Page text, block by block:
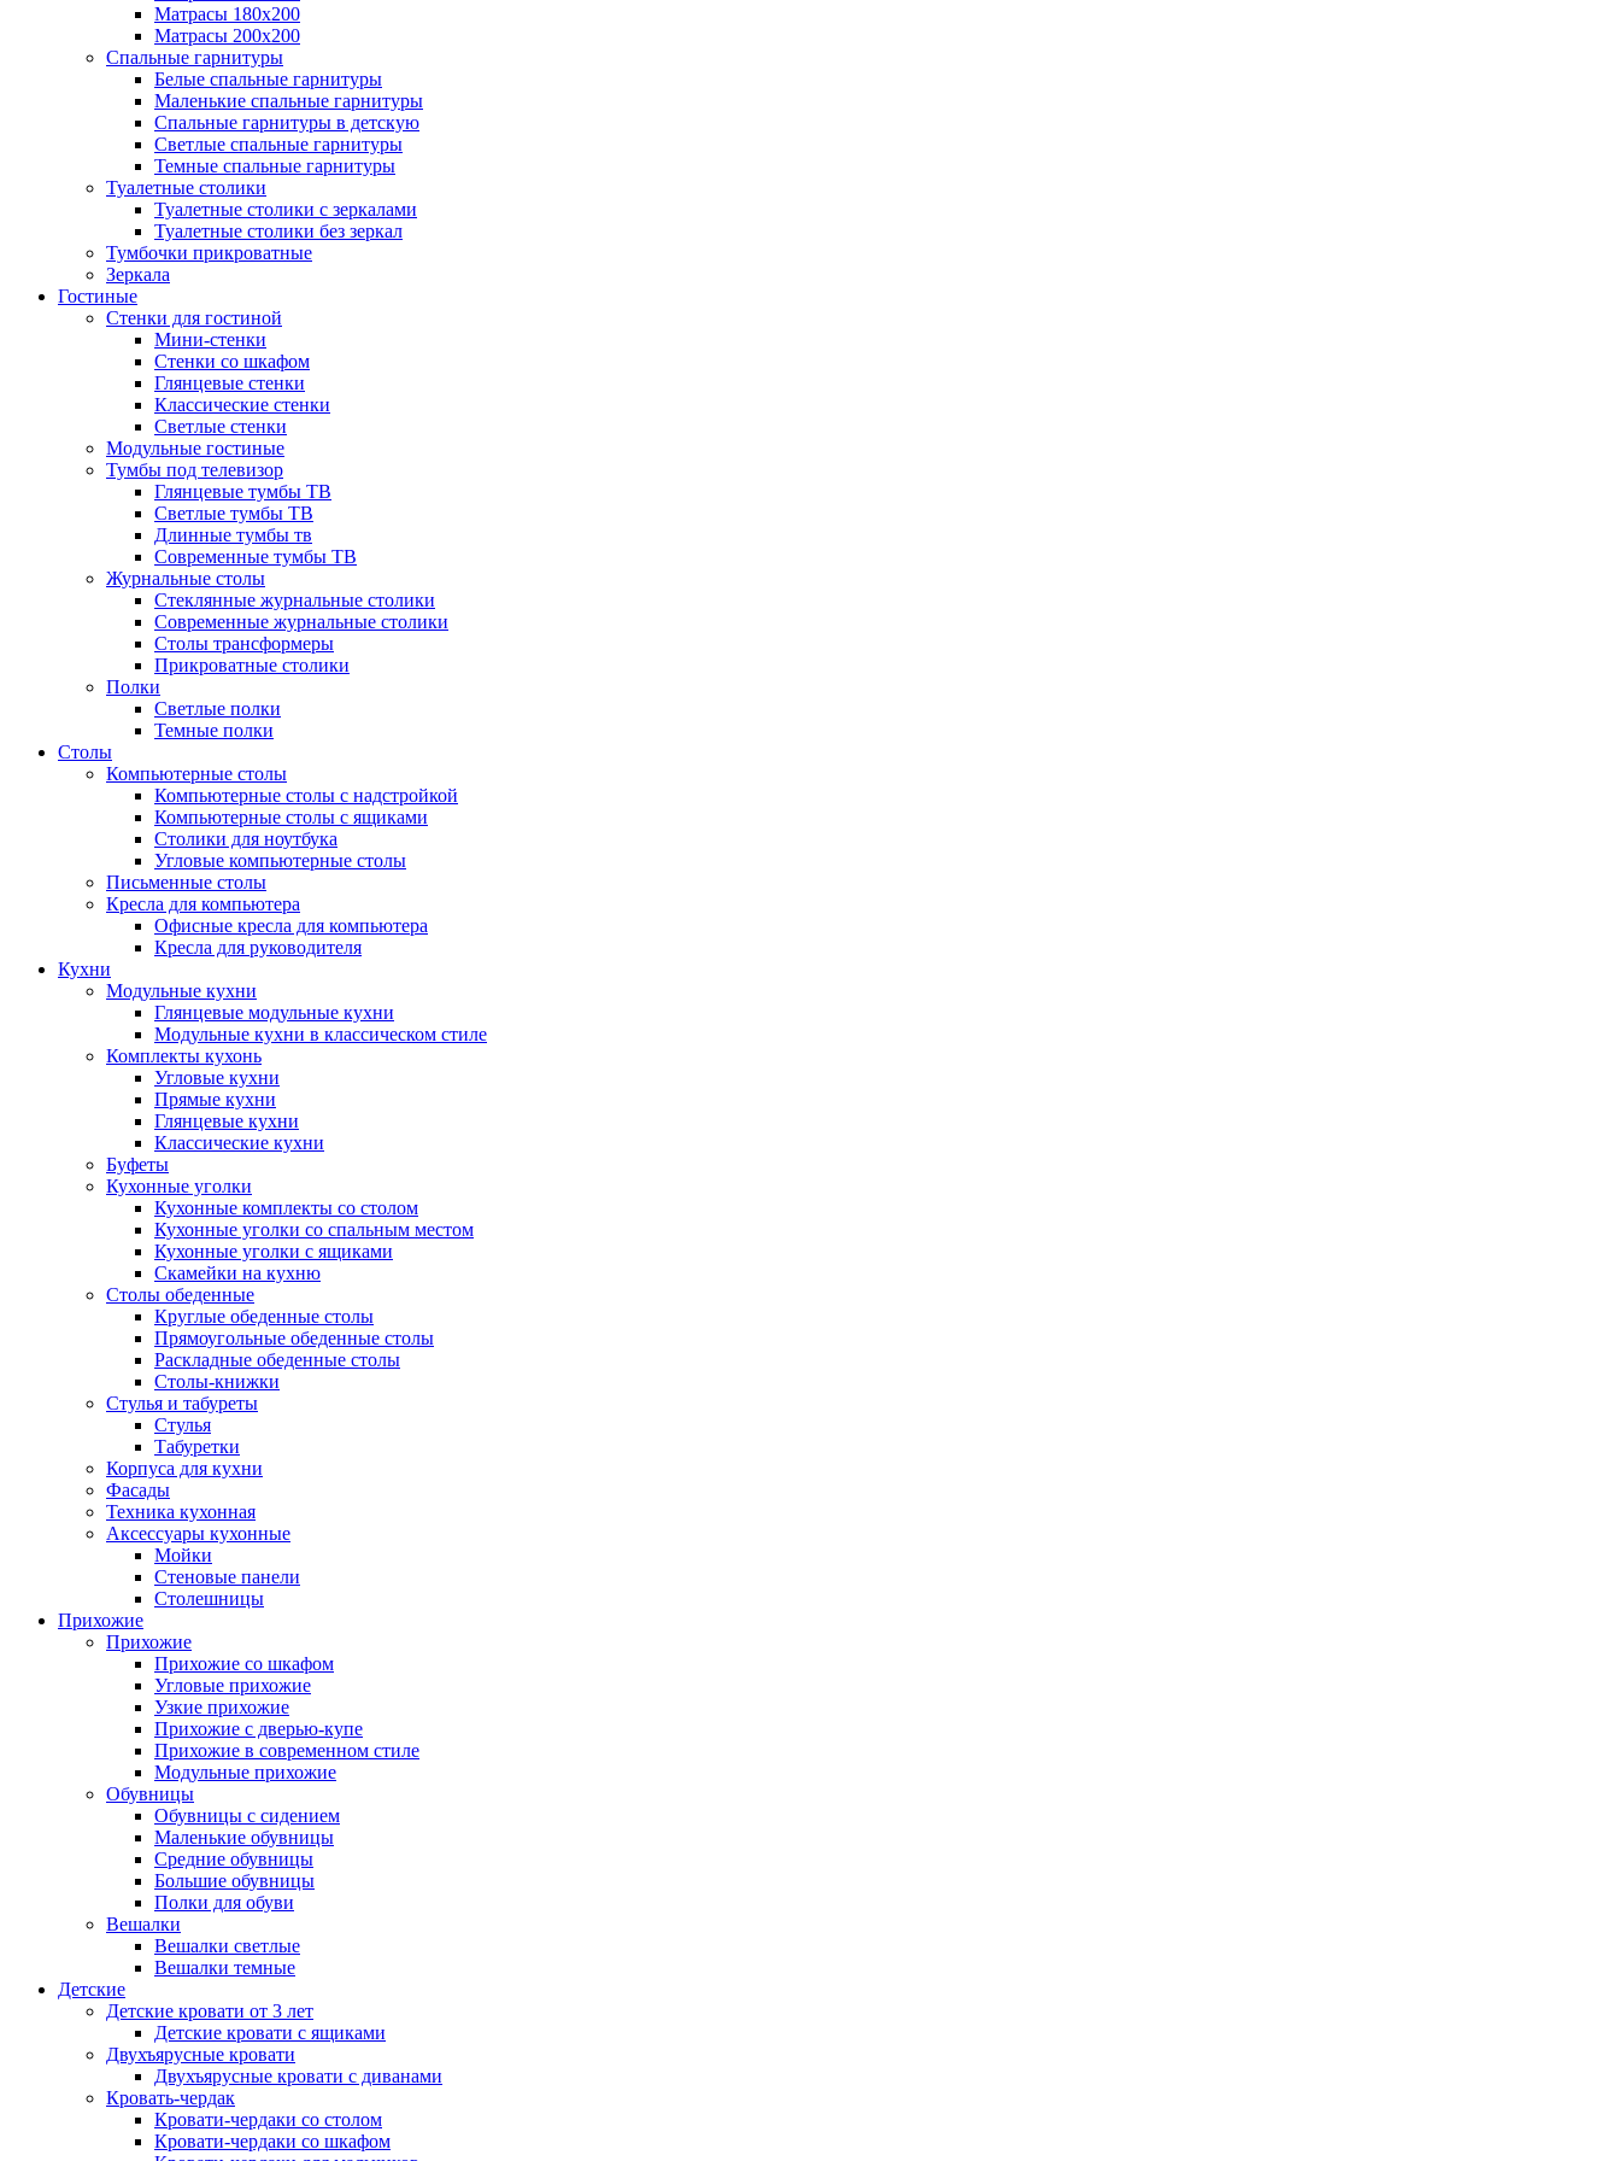
Матрасы 180х200
Матрасы 200х200
Спальные гарнитуры
Белые спальные гарнитуры
Маленькие спальные гарнитуры
Спальные гарнитуры в детскую
Светлые спальные гарнитуры
Темные спальные гарнитуры
Туалетные столики
Туалетные столики с зеркалами
Туалетные столики без зеркал
Тумбочки прикроватные
Зеркала
Гостиные
Стенки для гостиной
Мини-стенки
Стенки со шкафом
Глянцевые стенки
Классические стенки
Светлые стенки
Модульные гостиные
Тумбы под телевизор
Глянцевые тумбы ТВ
Светлые тумбы ТВ
Длинные тумбы тв
Современные тумбы ТВ
Журнальные столы
Стеклянные журнальные столики
Современные журнальные столики
Столы трансформеры
Прикроватные столики
Полки
Светлые полки
Темные полки
Столы
Компьютерные столы
Компьютерные столы с надстройкой
Компьютерные столы с ящиками
Столики для ноутбука
Угловые компьютерные столы
Письменные столы
Кресла для компьютера
Офисные кресла для компьютера
Кресла для руководителя
Кухни
Модульные кухни
Глянцевые модульные кухни
Модульные кухни в классическом стиле
Комплекты кухонь
Угловые кухни
Прямые кухни
Глянцевые кухни
Классические кухни
Буфеты
Кухонные уголки
Кухонные комплекты со столом
Кухонные уголки со спальным местом
Кухонные уголки с ящиками
Скамейки на кухню
Столы обеденные
Круглые обеденные столы
Прямоугольные обеденные столы
Раскладные обеденные столы
Столы-книжки
Стулья и табуреты
Стулья
Табуретки
Корпуса для кухни
Фасады
Техника кухонная
Аксессуары кухонные
Мойки
Стеновые панели
Столешницы
Прихожие
Прихожие
Прихожие со шкафом
Угловые прихожие
Узкие прихожие
Прихожие с дверью-купе
Прихожие в современном стиле
Модульные прихожие
Обувницы
Обувницы с сидением
Маленькие обувницы
Средние обувницы
Большие обувницы
Полки для обуви
Вешалки
Вешалки светлые
Вешалки темные
Детские
Детские кровати от 3 лет
Детские кровати с ящиками
Двухъярусные кровати
Двухъярусные кровати с диванами
Кровать-чердак
Кровати-чердаки со столом
Кровати-чердаки со шкафом